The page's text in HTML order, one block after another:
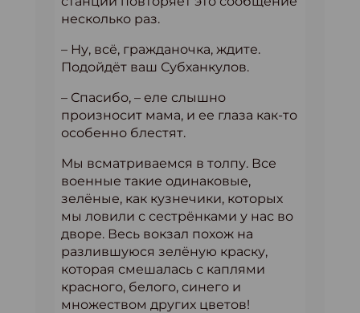
несколько раз.
– Ну, всё, гражданочка, ждите.
Подойдёт ваш Субханкулов.
– Спасибо, – еле слышно
произносит мама, и ее глаза как-то
особенно блестят.
Мы всматриваемся в толпу. Все
военные такие одинаковые,
зелёные, как кузнечики, которых
мы ловили с сестрёнками у нас во
дворе. Весь вокзал похож на
разлившуюся зелёную краску,
которая смешалась с каплями
красного, белого, синего и
множеством других цветов!